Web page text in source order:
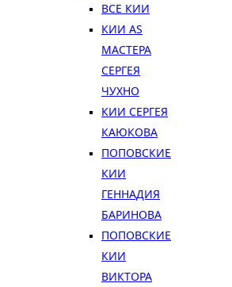
ВСЕ КИИ
КИИ AS
МАСТЕРА
СЕРГЕЯ
ЧУХНО
КИИ СЕРГЕЯ
КАЮКОВА
ПОПОВСКИЕ
КИИ
ГЕННАДИЯ
БАРИНОВА
ПОПОВСКИЕ
КИИ
ВИКТОРА